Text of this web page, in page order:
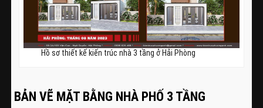
Hồ sơ thiết kế kiến trúc nhà 3 tầng ở Hải Phòng
BẢN VẼ MẶT BẰNG NHÀ PHỐ 3 TẦNG